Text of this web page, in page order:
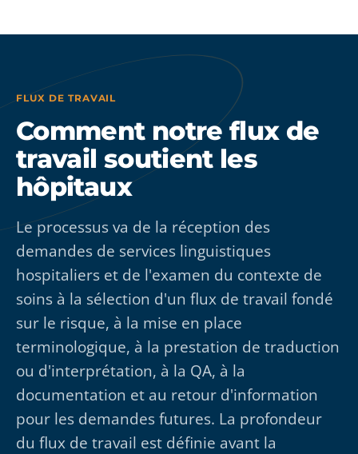
FLUX DE TRAVAIL
Comment notre flux de
travail soutient les
hôpitaux
Le processus va de la réception des
demandes de services linguistiques
hospitaliers et de l'examen du contexte de
soins à la sélection d'un flux de travail fondé
sur le risque, à la mise en place
terminologique, à la prestation de traduction
ou d'interprétation, à la QA, à la
documentation et au retour d'information
pour les demandes futures. La profondeur
du flux de travail est définie avant la